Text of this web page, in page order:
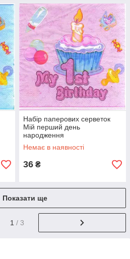
Набір паперових серветок
Мій перший день
народження
Немає в наявності
36 ₴
Показати ще
1 / 3